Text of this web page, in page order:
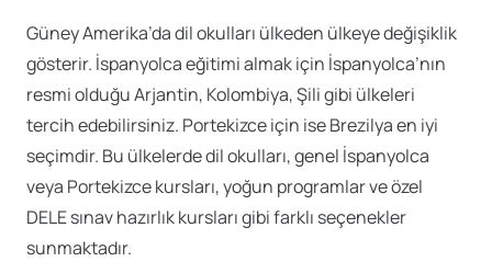
Güney Amerika’da dil okulları ülkeden ülkeye değişiklik
gösterir. İspanyolca eğitimi almak için İspanyolca’nın
resmi olduğu Arjantin, Kolombiya, Şili gibi ülkeleri
tercih edebilirsiniz. Portekizce için ise Brezilya en iyi
seçimdir. Bu ülkelerde dil okulları, genel İspanyolca
veya Portekizce kursları, yoğun programlar ve özel
DELE sınav hazırlık kursları gibi farklı seçenekler
sunmaktadır.